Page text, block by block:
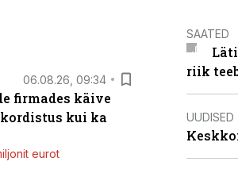
06.08.26, 09:34
firmades käive
kui ka
eurot
SAATED
riik
UUDISED